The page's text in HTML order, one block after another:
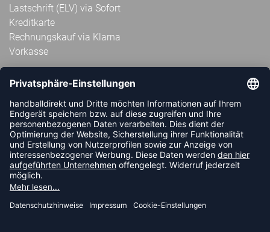
Lastschrift (ELV) via Sofort
Kreditkarte
Rechnungskauf via Klarna
Vorkasse
ABONNIERE JETZT DEN KOSTENLOSEN
HANDBALLDIREKT-NEWSLETTER UND VERPASSE KEINE
NEUIGKEIT ODER AKTION MEHR.
JETZT ANMELDEN